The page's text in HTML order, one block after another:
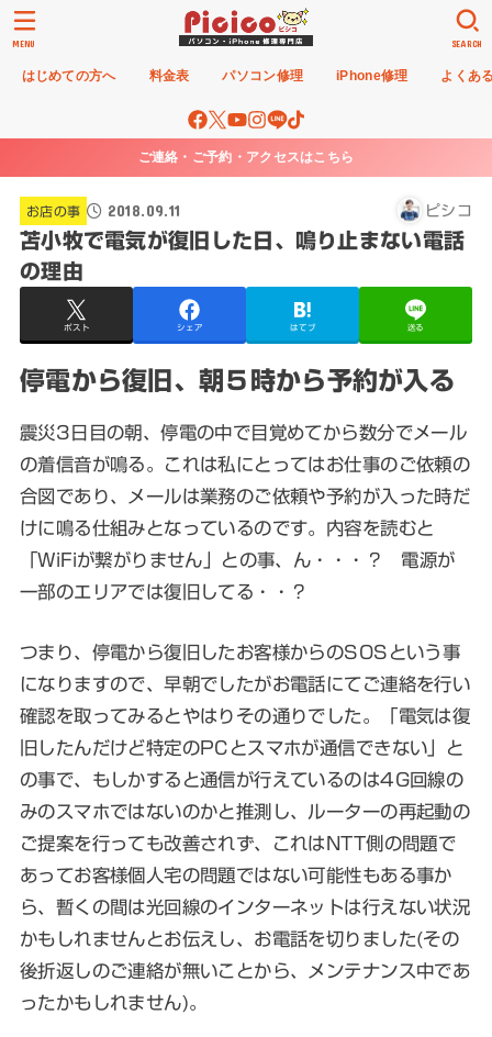
はじめての方へ 料金表 パソコン修理 iPhone修理 よくあ
SEARCH
MENU
ご連絡・ご予約・アクセスはこちら
お店の事 2018.09.11 ピシコ
苫小牧で電気が復旧した日、鳴り止まない電話
の理由
ポスト シェア はてブ 送る
停電から復旧、朝５時から予約が入る
震災3日目の朝、停電の中で目覚めてから数分でメール
の着信音が鳴る。これは私にとってはお仕事のご依頼の
合図であり、メールは業務のご依頼や予約が入った時だ
けに鳴る仕組みとなっているのです。内容を読むと
「WiFiが繋がりません」との事、ん・・・？ 電源が
一部のエリアでは復旧してる・・？
つまり、停電から復旧したお客様からのSOSという事
になりますので、早朝でしたがお電話にてご連絡を行い
確認を取ってみるとやはりその通りでした。「電気は復
旧したんだけど特定のPCとスマホが通信できない」と
の事で、もしかすると通信が行えているのは4G回線の
みのスマホではないのかと推測し、ルーターの再起動の
ご提案を行っても改善されず、これはNTT側の問題で
あってお客様個人宅の問題ではない可能性もある事か
ら、暫くの間は光回線のインターネットは行えない状況
かもしれませんとお伝えし、お電話を切りました(その
後折返しのご連絡が無いことから、メンテナンス中であ
ったかもしれません)。